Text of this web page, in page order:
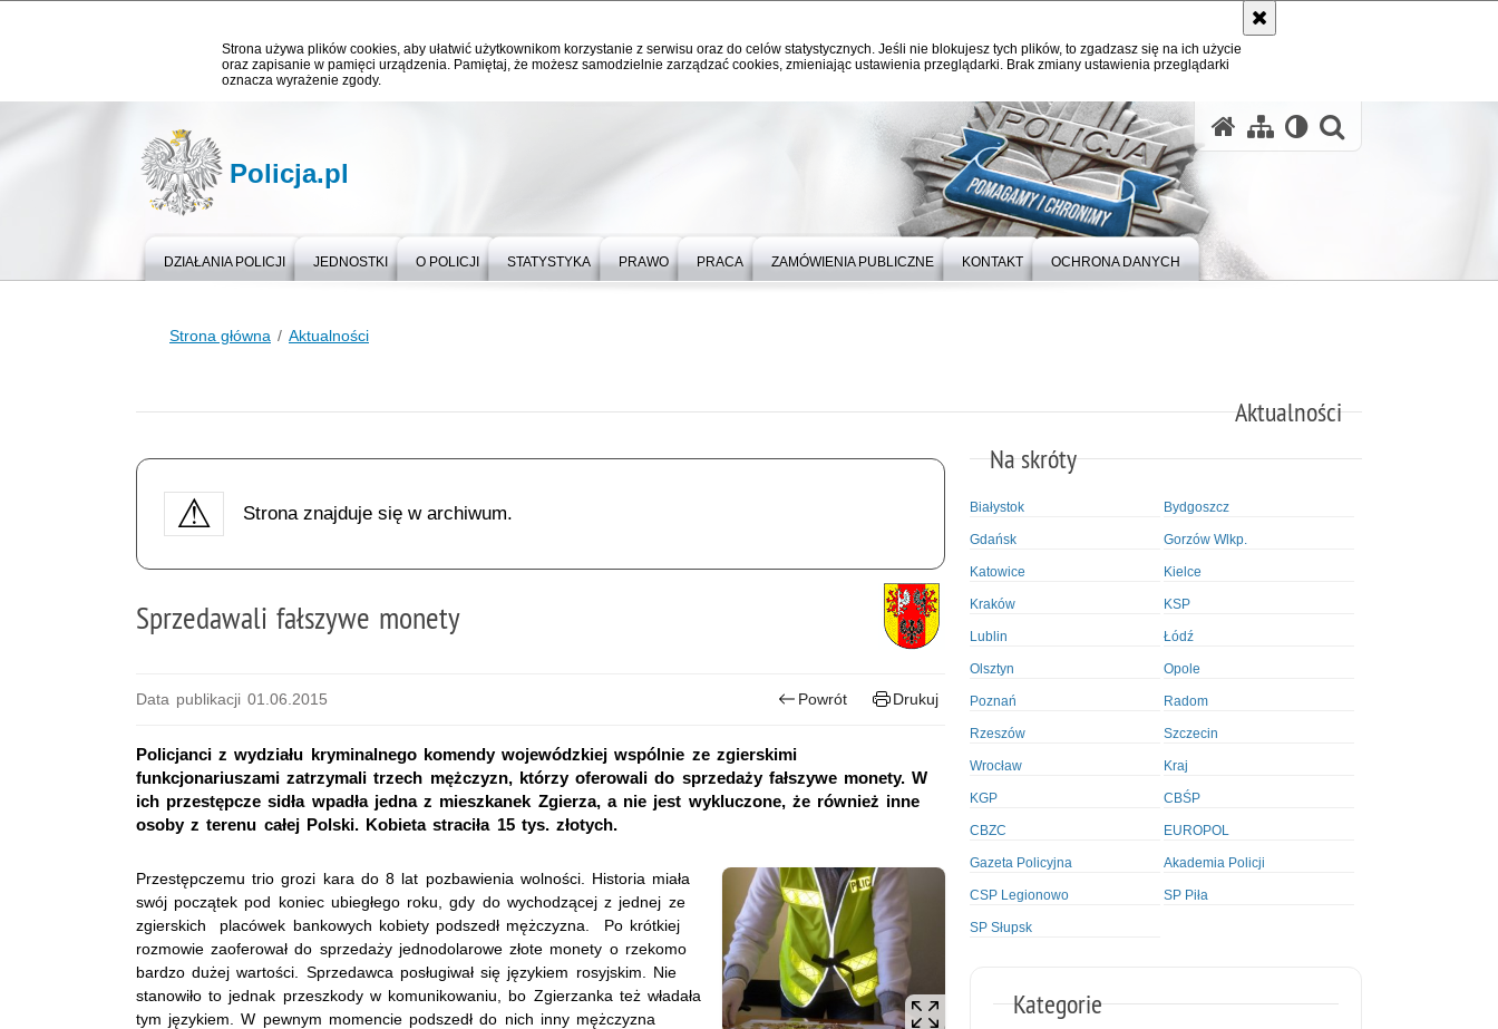
Strona używa plików cookies, aby ułatwić użytkownikom korzystanie z serwisu oraz do celów statystycznych. Jeśli nie blokujesz tych plików, to zgadzasz się na ich użycie
oraz zapisanie w pamięci urządzenia. Pamiętaj, że możesz samodzielnie zarządzać cookies, zmieniając ustawienia przeglądarki. Brak zmiany ustawienia przeglądarki
oznacza wyrażenie zgody.
Policja.pl
DZIAŁANIA POLICJI JEDNOSTKI O POLICJI STATYSTYKA PRAWO PRACA ZAMÓWIENIA PUBLICZNE KONTAKT OCHRONA DANYCH
Strona główna Aktualności
Aktualności
Strona znajduje się w archiwum.
Sprzedawali fałszywe monety
Data publikacji 01.06.2015 Powrót Drukuj
Policjanci z wydziału kryminalnego komendy wojewódzkiej wspólnie ze zgierskimi
funkcjonariuszami zatrzymali trzech mężczyzn, którzy oferowali do sprzedaży fałszywe monety. W
ich przestępcze sidła wpadła jedna z mieszkanek Zgierza, a nie jest wykluczone, że również inne
osoby z terenu całej Polski. Kobieta straciła 15 tys. złotych.
Przestępczemu trio grozi kara do 8 lat pozbawienia wolności. Historia miała
swój początek pod koniec ubiegłego roku, gdy do wychodzącej z jednej ze
zgierskich placówek bankowych kobiety podszedł mężczyzna. Po krótkiej
rozmowie zaoferował do sprzedaży jednodolarowe złote monety o rzekomo
bardzo dużej wartości. Sprzedawca posługiwał się językiem rosyjskim. Nie
stanowiło to jednak przeszkody w komunikowaniu, bo Zgierzanka też władała
tym językiem. W pewnym momencie podszedł do nich inny mężczyzna
Na skróty
Białystok Bydgoszcz
Gdańsk Gorzów Wlkp.
Katowice Kielce
Kraków KSP
Lublin Łódź
Olsztyn Opole
Poznań Radom
Rzeszów Szczecin
Wrocław Kraj
KGP CBŚP
CBZC EUROPOL
Gazeta Policyjna Akademia Policji
CSP Legionowo SP Piła
SP Słupsk
Kategorie